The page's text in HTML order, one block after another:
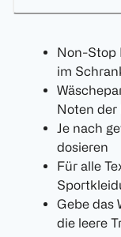
Non-Stop
im
Noten der
Je nach
dosieren
Für alle
Gebe das
die leere